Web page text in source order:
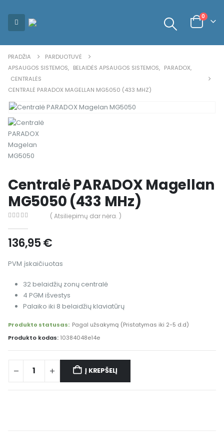
0
PRADŽIA
PARDUOTUVĖ
APSAUGOS SISTEMOS, BELAIDĖS APSAUGOS SISTEMOS, PARADOX,
CENTRALĖS
CENTRALĖ PARADOX MAGELLAN MG5050 (433 MHZ)
Centralė PARADOX Magellan
MG5050 (433 MHz)
( Atsiliepimų dar nėra. )
136,95€
PVM įskaičiuotas
32 belaidžių zonų centralė
4 PGM išvestys
Palaiko iki 8 belaidžių klaviatūrų
Produkto statusas: Pagal užsakymą (Pristatymas iki 2-5 d.d)
Produkto kodas: 10384048e14e
Į KREPŠELĮ
Alternative: